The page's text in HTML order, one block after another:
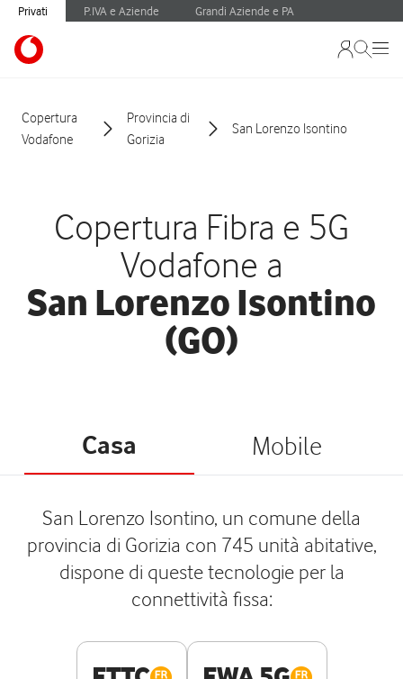
Privati P.IVA e Aziende Grandi Aziende e PA
Copertura
Vodafone
Provincia di
Gorizia
San Lorenzo Isontino
Copertura Fibra e 5G
Vodafone a
San Lorenzo Isontino
(GO)
Casa Mobile
San Lorenzo Isontino, un comune della
provincia di Gorizia con 745 unità abitative,
dispone di queste tecnologie per la
connettività fissa: